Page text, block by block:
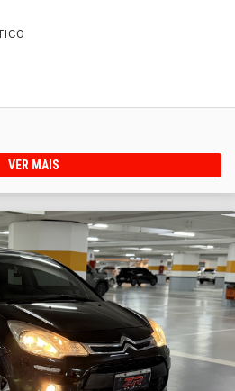
VER MAIS